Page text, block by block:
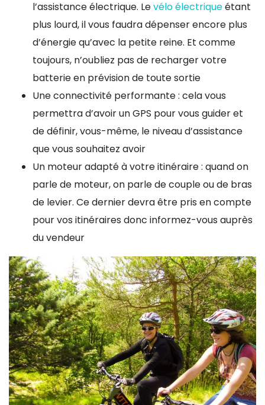
l’assistance électrique. Levélo électriqueétant
plus lourd, il vous faudra dépenser encore plus
d’énergie qu’avec la petite reine. Et comme
toujours, n’oubliez pas de recharger votre
batterie en prévision de toute sortie
Une connectivité performante : cela vous
permettra d’avoir un GPS pour vous guider et
de définir, vous-même, le niveau d’assistance
que vous souhaitez avoir
Un moteur adapté à votre itinéraire : quand on
parle de moteur, on parle de couple ou de bras
de levier. Ce dernier devra être pris en compte
pour vos itinéraires donc informez-vous auprès
du vendeur